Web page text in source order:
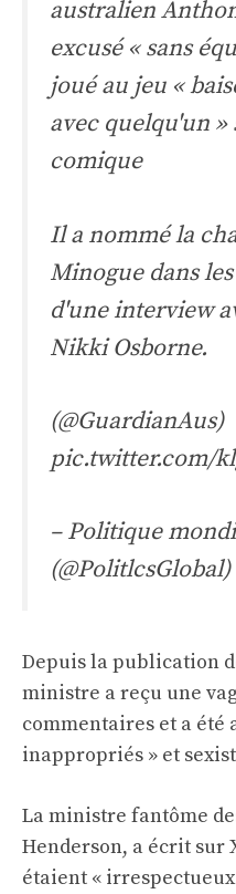
australien
excusé « sans
joué au jeu «
avec quelqu'un
comique
Il a nommé la
Minogue dans
d'une interview
Nikki Osborne.
(@GuardianAus)
pic.twitter.com/
– Politique
(@PolitlcsGlobal)
Depuis la publication
ministre a reçu une
commentaires et a été
inappropriés » et
La ministre fantôme
Henderson, a écrit sur
étaient «